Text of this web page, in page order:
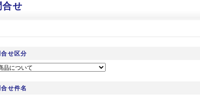
合せ
合せ区分
せ件名